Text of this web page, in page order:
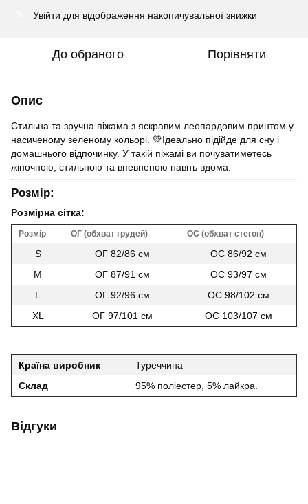
Увійти для відображення накопичувальної знижки
До обраного Порівняти
Опис
Стильна та зручна піжама з яскравим леопардовим принтом у
насиченому зеленому кольорі. 💚Ідеально підійде для сну і
домашнього відпочинку. У такій піжамі ви почуватиметесь
жіночною, стильною та впевненою навіть вдома.
Розмір:
Розмірна сітка:
Розмір ОГ (обхват грудей) ОС (обхват стегон)
S ОГ 82/86 см
ОС 86/92 см
M
ОГ 87/91 см
ОС 93/97 см
L
ОГ 92/96 см
ОС 98/102 см
XL
ОГ 97/101 см ОС 103/107 см
Країна виробник
Туреччина
Склад
95% поліестер, 5% лайкра.
Відгуки